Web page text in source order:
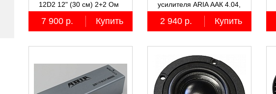
12D2 12" (30 см) 2+2 Ом
7 900 р. Купить
усилителя ARIA ААК 4.04,
4AWG, miniANL 60А,
омедненный алюминий
(ССА)
2 940 р. Купить